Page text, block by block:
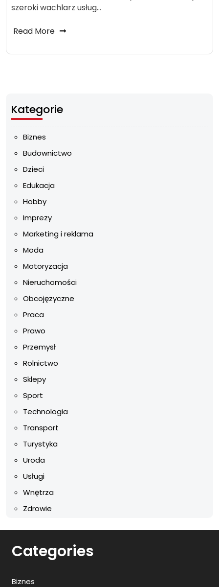
szeroki wachlarz usług…
Read More
Kategorie
Biznes
Budownictwo
Dzieci
Edukacja
Hobby
Imprezy
Marketing i reklama
Moda
Motoryzacja
Nieruchomości
Obcojęzyczne
Praca
Prawo
Przemysł
Rolnictwo
Sklepy
Sport
Technologia
Transport
Turystyka
Uroda
Usługi
Wnętrza
Zdrowie
Categories
Biznes